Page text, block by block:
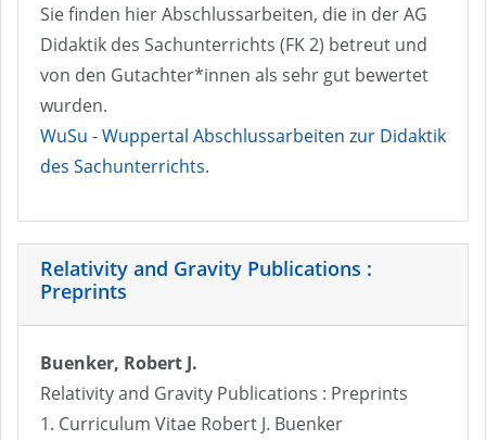
Sie finden hier Abschlussarbeiten, die in der AG
Didaktik des Sachunterrichts (FK 2) betreut und
von den Gutachter*innen als sehr gut bewertet
wurden.
WuSu - Wuppertal Abschlussarbeiten zur Didaktik
des Sachunterrichts.
Relativity and Gravity Publications :
Preprints
Buenker, Robert J.
Relativity and Gravity Publications : Preprints
1. Curriculum Vitae Robert J. Buenker